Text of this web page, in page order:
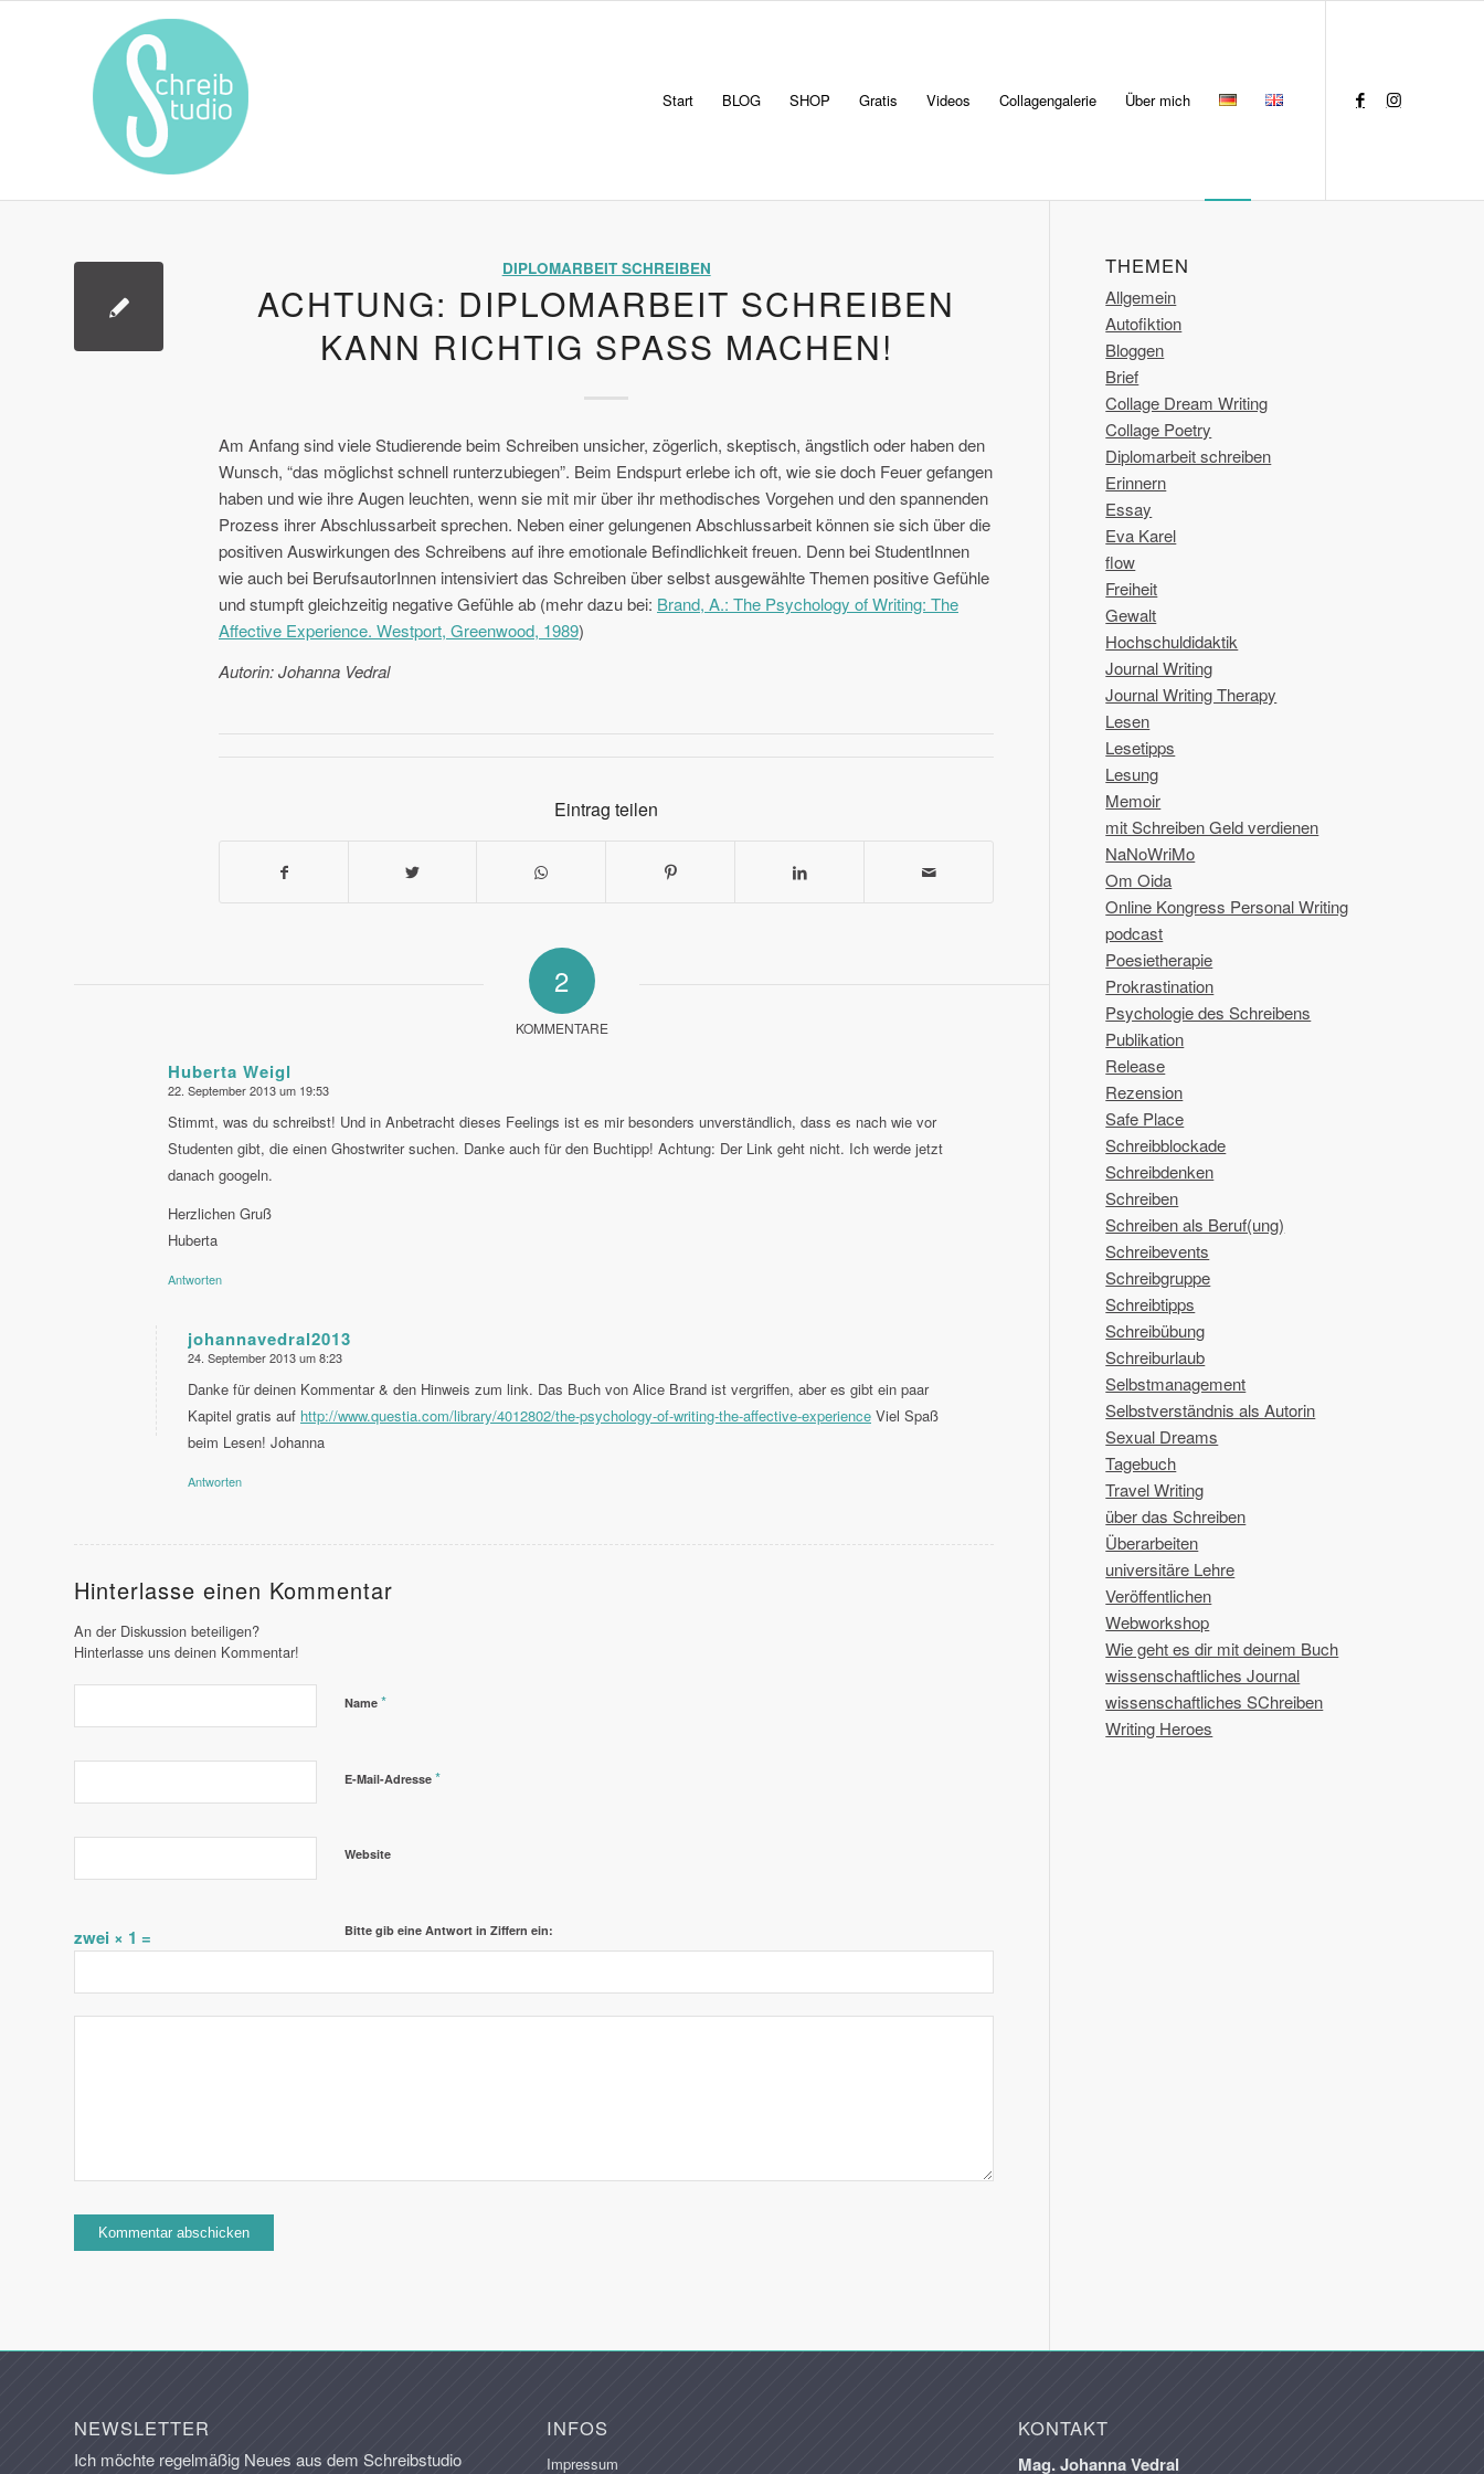
Start BLOG SHOP Gratis Videos Collagengalerie Über mich
DIPLOMARBEIT SCHREIBEN
ACHTUNG: DIPLOMARBEIT SCHREIBEN
KANN RICHTIG SPASS MACHEN!
Am Anfang sind viele Studierende beim Schreiben unsicher, zögerlich, skeptisch, ängstlich oder haben den
Wunsch, “das möglichst schnell runterzubiegen”. Beim Endspurt erlebe ich oft, wie sie doch Feuer gefangen
haben und wie ihre Augen leuchten, wenn sie mit mir über ihr methodisches Vorgehen und den spannenden
Prozess ihrer Abschlussarbeit sprechen. Neben einer gelungenen Abschlussarbeit können sie sich über die
positiven Auswirkungen des Schreibens auf ihre emotionale Befindlichkeit freuen. Denn bei StudentInnen
wie auch bei BerufsautorInnen intensiviert das Schreiben über selbst ausgewählte Themen positive Gefühle
und stumpft gleichzeitig negative Gefühle ab (mehr dazu bei: Brand, A.: The Psychology of Writing: The
Affective Experience. Westport, Greenwood, 1989)
Autorin: Johanna Vedral
Eintrag teilen
2
KOMMENTARE
Huberta Weigl
sagte:
22. September 2013 um 19:53
Stimmt, was du schreibst! Und in Anbetracht dieses Feelings ist es mir besonders unverständlich, dass es nach wie vor
Studenten gibt, die einen Ghostwriter suchen. Danke auch für den Buchtipp! Achtung: Der Link geht nicht. Ich werde jetzt
danach googeln.
Herzlichen Gruß
Huberta
Antworten
johannavedral2013
sagte:
24. September 2013 um 8:23
Danke für deinen Kommentar & den Hinweis zum link. Das Buch von Alice Brand ist vergriffen, aber es gibt ein paar
Kapitel gratis auf http://www.questia.com/library/4012802/the-psychology-of-writing-the-affective-experience Viel Spaß
beim Lesen! Johanna
Antworten
Hinterlasse einen Kommentar
An der Diskussion beteiligen?
Hinterlasse uns deinen Kommentar!
Name *
E-Mail-Adresse *
Website
Bitte gib eine Antwort in Ziffern ein:
zwei × 1 =
THEMEN
Allgemein
Autofiktion
Bloggen
Brief
Collage Dream Writing
Collage Poetry
Diplomarbeit schreiben
Erinnern
Essay
Eva Karel
flow
Freiheit
Gewalt
Hochschuldidaktik
Journal Writing
Journal Writing Therapy
Lesen
Lesetipps
Lesung
Memoir
mit Schreiben Geld verdienen
NaNoWriMo
Om Oida
Online Kongress Personal Writing
podcast
Poesietherapie
Prokrastination
Psychologie des Schreibens
Publikation
Release
Rezension
Safe Place
Schreibblockade
Schreibdenken
Schreiben
Schreiben als Beruf(ung)
Schreibevents
Schreibgruppe
Schreibtipps
Schreibübung
Schreiburlaub
Selbstmanagement
Selbstverständnis als Autorin
Sexual Dreams
Tagebuch
Travel Writing
über das Schreiben
Überarbeiten
universitäre Lehre
Veröffentlichen
Webworkshop
Wie geht es dir mit deinem Buch
wissenschaftliches Journal
wissenschaftliches SChreiben
Writing Heroes
NEWSLETTER
Ich möchte regelmäßig Neues aus dem Schreibstudio
INFOS
Impressum
KONTAKT
Mag. Johanna Vedral